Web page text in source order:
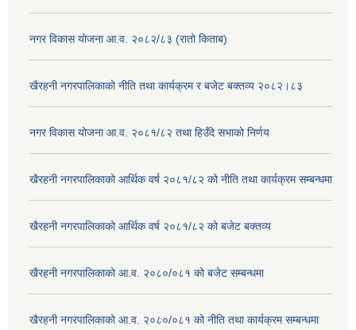
नगर विकास योजना आ.व. २०८२/८३ (रातो किताब)
खैरहनी नगरपालिकाको नीति तथा कार्यक्रम र बजेट बक्तव्य २०८२।८३
नगर विकास योजना आ.व. २०८१/८२ तथा हिउँदे सभाको निर्णय
खैरहनी नगरपालिकाको आर्थिक वर्ष २०८१/८२ को नीति तथा कार्यक्रम सम्बन्धमा
खैरहनी नगरपालिकाको आर्थिक वर्ष २०८१/८२ को बजेट बक्तव्य
खैरहनी नगरपालिकाको आ.व. २०८०/०८१ को बजेट सम्बन्धमा
खैरहनी नगरपालिकाको आ.व. २०८०/०८१ को नीति तथा कार्यक्रम सम्बन्धमा